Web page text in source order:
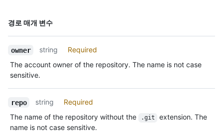
경로 매개 변수
이름,
owner string
Required
The account owner of the repository. The name is not case
sensitive.
repo string
Required
The name of the repository without the
.git
extension. The
name is not case sensitive.